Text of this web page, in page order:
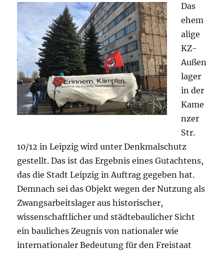
den
sich
zusammen
Das
ehem
alige
KZ-
Außen
lager
in der
Kame
nzer
Str.
10/12 in Leipzig wird unter Denkmalschutz
gestellt. Das ist das Ergebnis eines Gutachtens,
das die Stadt Leipzig in Auftrag gegeben hat.
Demnach sei das Objekt wegen der Nutzung als
Zwangsarbeitslager aus historischer,
wissenschaftlicher und städtebaulicher Sicht
ein bauliches Zeugnis von nationaler wie
internationaler Bedeutung für den Freistaat